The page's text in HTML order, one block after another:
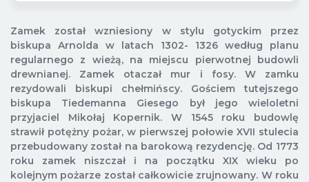
Zamek został wzniesiony w stylu gotyckim przez
biskupa Arnolda w latach 1302- 1326 według planu
regularnego z wieżą, na miejscu pierwotnej budowli
drewnianej. Zamek otaczał mur i fosy. W zamku
rezydowali biskupi chełmińscy. Gościem tutejszego
biskupa Tiedemanna Giesego był jego wieloletni
przyjaciel Mikołaj Kopernik. W 1545 roku budowlę
strawił potężny pożar, w pierwszej połowie XVII stulecia
przebudowany został na barokową rezydencję. Od 1773
roku zamek niszczał i na początku XIX wieku po
kolejnym pożarze został całkowicie zrujnowany. W roku